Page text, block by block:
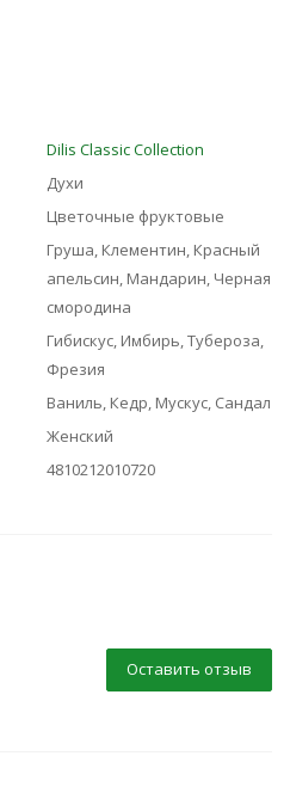
Dilis Classic Collection
Духи
Цветочные фруктовые
Груша, Клементин, Красный
апельсин, Мандарин, Черная
смородина
Гибискус, Имбирь, Тубероза,
Фрезия
Ваниль, Кедр, Мускус, Сандал
Женский
4810212010720
Оставить отзыв